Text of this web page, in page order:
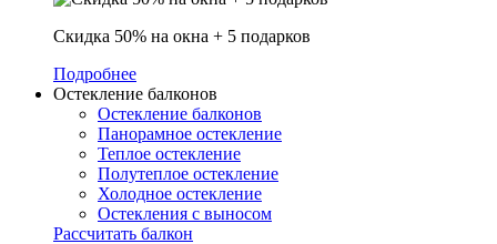
Скидка 50% на окна + 5 подарков
Подробнее
Остекление балконов
Остекление балконов
Панорамное остекление
Теплое остекление
Полутеплое остекление
Холодное остекление
Остекления с выносом
Рассчитать балкон